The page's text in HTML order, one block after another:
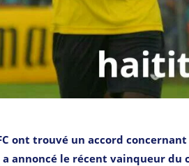
ont trouvé un accord
annoncé le récent vainqueur